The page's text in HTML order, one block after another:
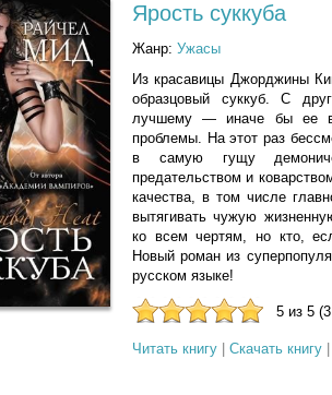
Ярость суккуба
Жанр: Ужасы
Из красавицы Джорджины
образцовый суккуб. С
лучшему — иначе бы ее
проблемы. На этот раз
в самую гущу
предательством и
качества, в том числе
вытягивать чужую
ко всем чертям, но кто,
Новый роман из
русском языке!
5 из 5
Читать книгу Скачать книгу